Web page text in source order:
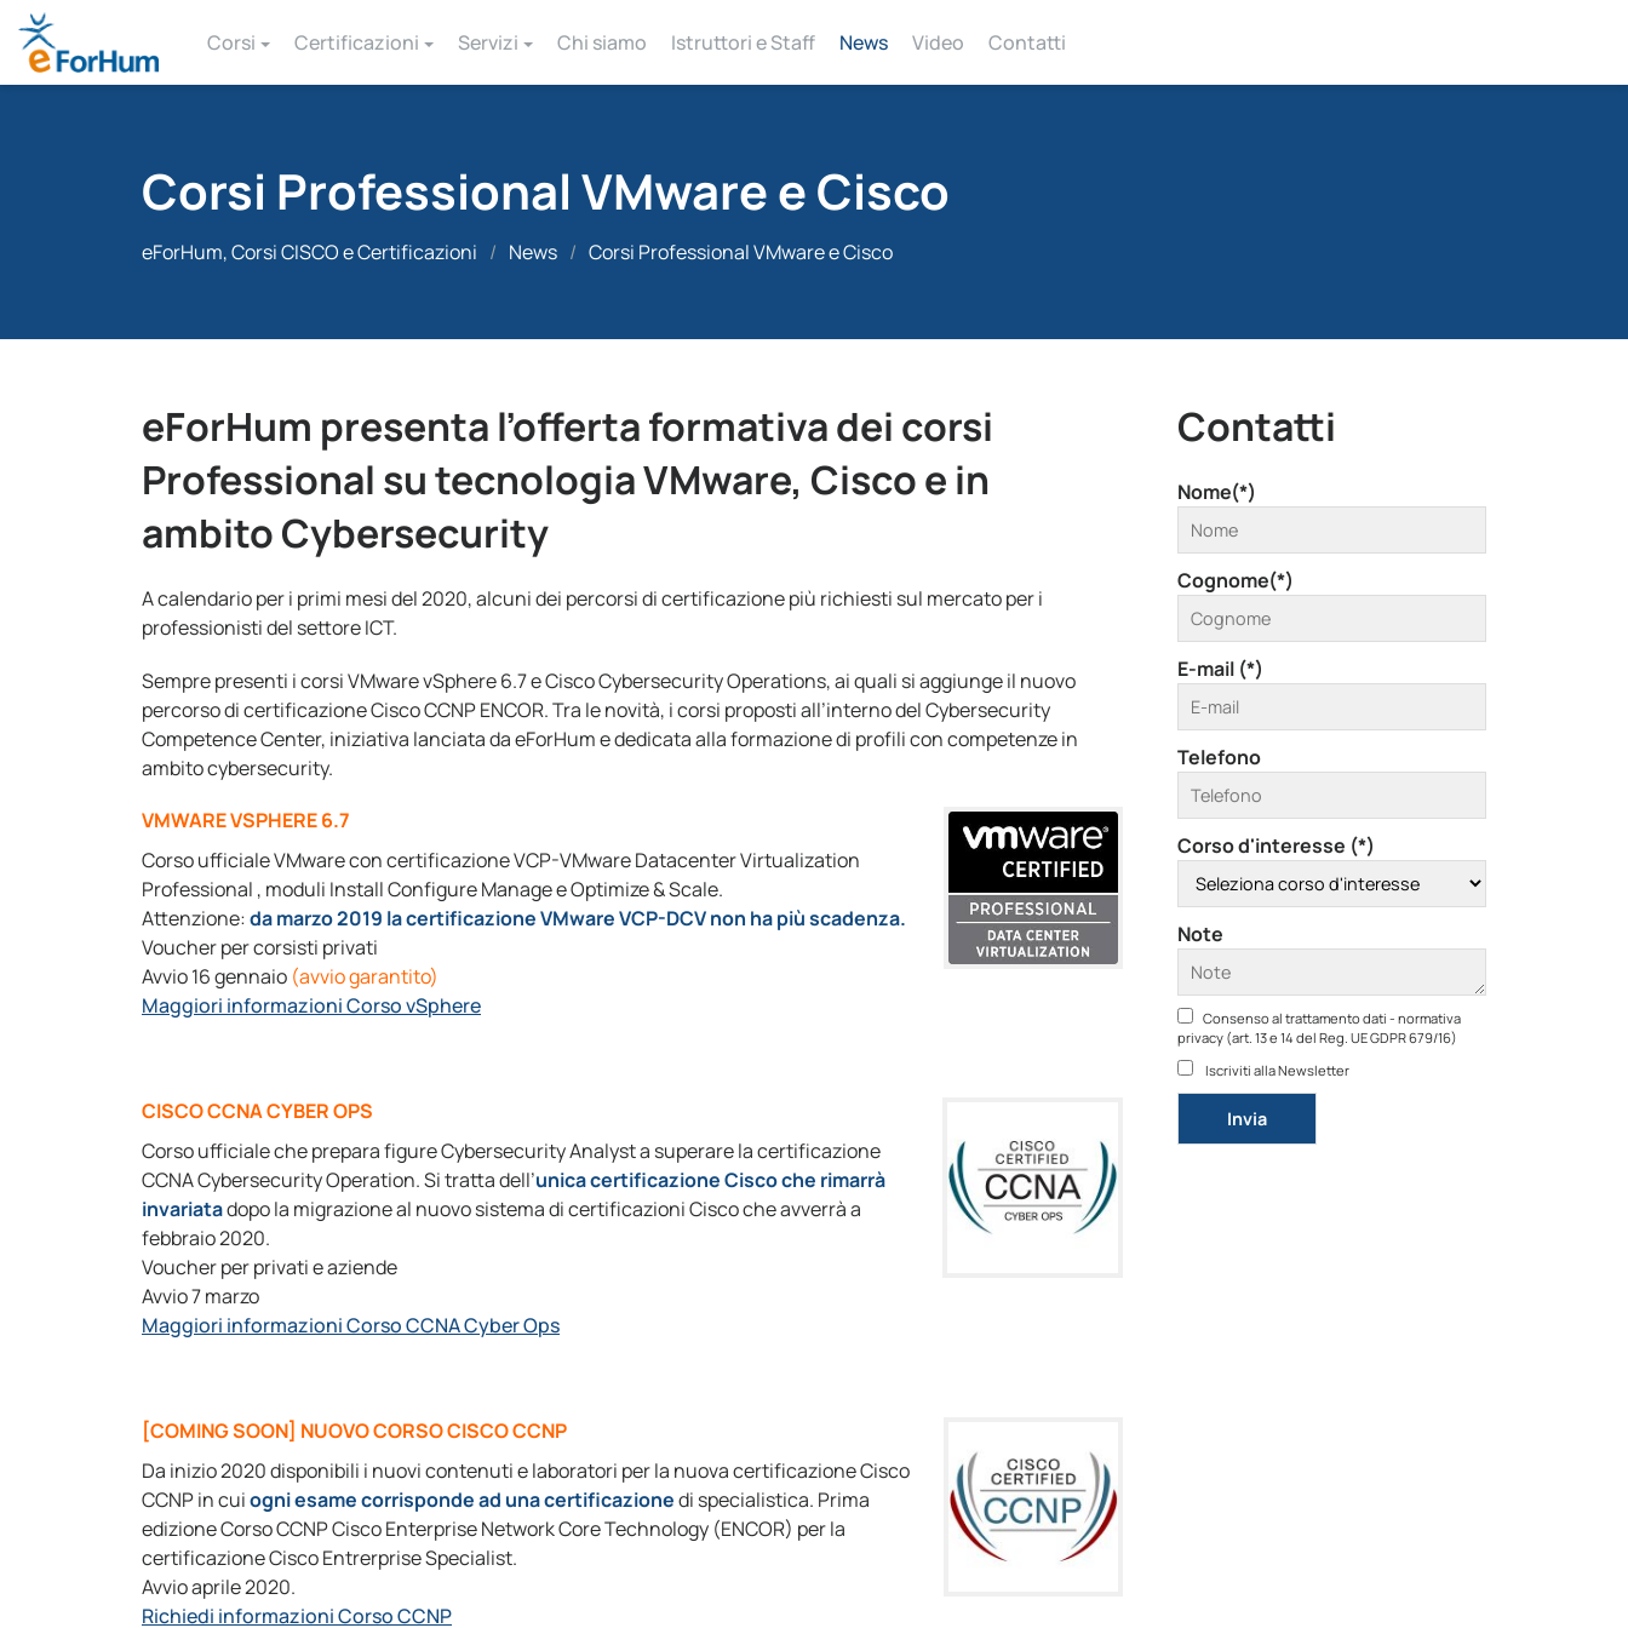
Corsi Certificazioni Servizi Chi siamo Istruttori e Staff News Video Contatti
Corsi Professional VMware e Cisco
eForHum, Corsi CISCO e Certificazioni / News / Corsi Professional VMware e Cisco
eForHum presenta l’offerta formativa dei corsi
Professional su tecnologia VMware, Cisco e in
ambito Cybersecurity
A calendario per i primi mesi del 2020, alcuni dei percorsi di certificazione più richiesti sul mercato per i
professionisti del settore ICT.
Sempre presenti i corsi VMware vSphere 6.7 e Cisco Cybersecurity Operations, ai quali si aggiunge il nuovo
percorso di certificazione Cisco CCNP ENCOR. Tra le novità, i corsi proposti all’interno del Cybersecurity
Competence Center, iniziativa lanciata da eForHum e dedicata alla formazione di profili con competenze in
ambito cybersecurity.
VMWARE VSPHERE 6.7
Corso ufficiale VMware con certificazione VCP-VMware Datacenter Virtualization
Professional , moduli Install Configure Manage e Optimize & Scale.
Attenzione:da marzo 2019 la certificazione VMware VCP-DCV non ha più scadenza.
Voucher per corsisti privati
Avvio 16 gennaio (avvio garantito)
Maggiori informazioni Corso vSphere
CISCO CCNA CYBER OPS
Corso ufficiale che prepara figure Cybersecurity Analyst a superare la certificazione
CCNA Cybersecurity Operation. Si tratta dell’unica certificazione Cisco che rimarrà
invariatadopo la migrazione al nuovo sistema di certificazioni Cisco che avverrà a
febbraio 2020.
Voucher per privati e aziende
Avvio 7 marzo
Maggiori informazioni Corso CCNA Cyber Ops
[COMING SOON] NUOVO CORSO CISCO CCNP
Da inizio 2020 disponibili i nuovi contenuti e laboratori per la nuova certificazione Cisco
CCNP in cuiogni esame corrisponde ad una certificazionedi specialistica. Prima
edizione Corso CCNP Cisco Enterprise Network Core Technology (ENCOR) per la
certificazione Cisco Entrerprise Specialist.
Avvio aprile 2020.
Richiedi informazioni Corso CCNP
Contatti
Nome(*)
Cognome(*)
E-mail (*)
Telefono
Corso d'interesse (*)
Note
Consenso al trattamento dati - normativa
privacy (art. 13 e 14 del Reg. UE GDPR 679/16)
Iscriviti alla Newsletter
Si prega di lasciare vuoto questo campo.